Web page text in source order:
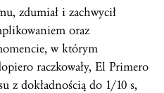
zdumiał i zachwycił
oraz
w którym
raczkowały, El Primero
z dokładnością do 1/10 s,